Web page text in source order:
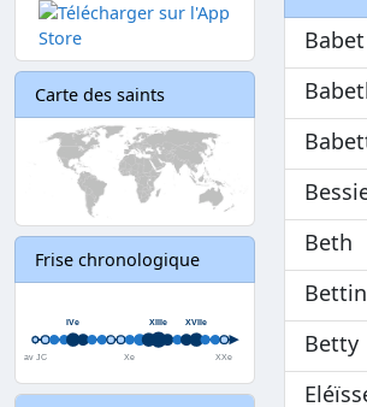
Carte des saints
Frise chronologique
Babet
Beth
Betty